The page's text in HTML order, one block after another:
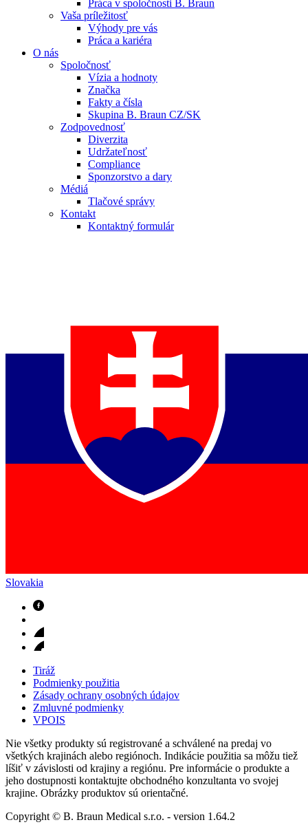
Práca v spoločnosti B. Braun
Vaša príležitosť
Výhody pre vás
Práca a kariéra
O nás
Spoločnosť
Vízia a hodnoty
Značka
Fakty a čísla
Skupina B. Braun CZ/SK
Zodpovednosť
Diverzita
Udržateľnosť
Compliance
Sponzorstvo a dary
Médiá
Tlačové správy
Kontakt
Kontaktný formulár
Slovakia
Tiráž
Podmienky použitia
Zásady ochrany osobných údajov
Zmluvné podmienky
VPOIS
Nie všetky produkty sú registrované a schválené na predaj vo
všetkých krajinách alebo regiónoch. Indikácie použitia sa môžu tiež
líšiť v závislosti od krajiny a regiónu. Pre informácie o produkte a
jeho dostupnosti kontaktujte obchodného konzultanta vo svojej
krajine. Obrázky produktov sú orientačné.
Copyright © B. Braun Medical s.r.o. - version 1.64.2